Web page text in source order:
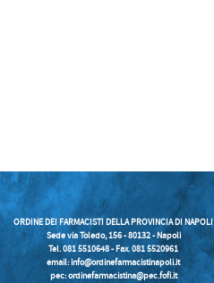
ORDINE DEI FARMACISTI DELLA PROVINCIA DI NAPOLI
Sede via Toledo, 156 - 80132 - Napoli
Tel. 081 5510648 - Fax. 081 5520961
email:info@ordinefarmacistinapoli.it
pec: ordinefarmacistina@pec.fofi.it